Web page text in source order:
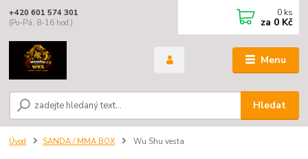
Menu
Hledat
+420 601 574 301
(Po-Pá, 8-16 hod.)
0 ks
za 0 Kč
Úvod SANDA / MMA BOX Wu Shu vesta